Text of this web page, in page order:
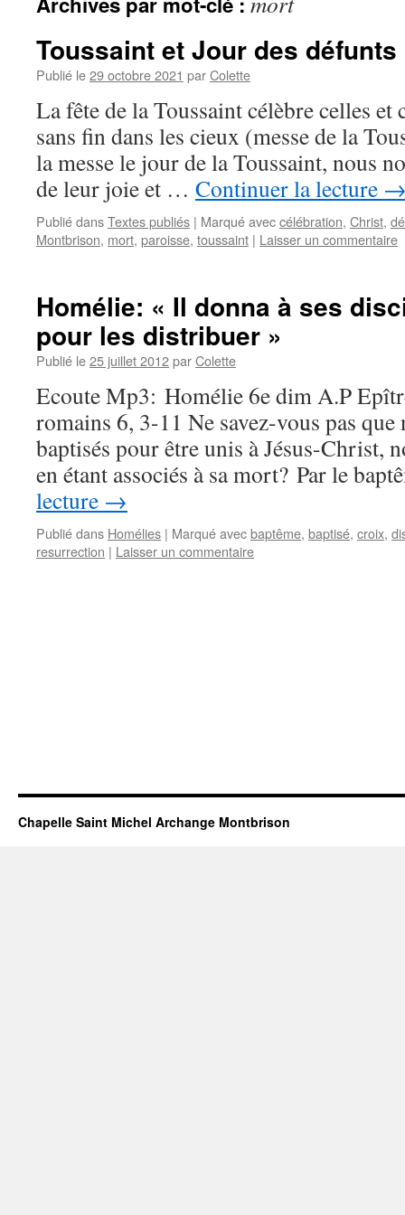
Toussaint et Jour des défunts
Publié le29 octobre 2021 parColette
La fête de la Toussaint célèbre celles
sans fin dans les cieux (messe de la
la messe le jour de la Toussaint, nous
de leur joie et … Continuer la lecture
Publié dansTextes publiés | Marqué aveccélébration, Christ,
Montbrison, mort, paroisse, toussaint | Laisser un commentaire
Homélie: « Il donna à ses
pour les distribuer »
Publié le25 juillet 2012parColette
Ecoute Mp3: Homélie 6e dim A.P
romains 6, 3-11 Ne savez-vous pas que
baptisés pour être unis à Jésus-Christ,
en étant associés à sa mort? Par le
lecture →
Publié dans Homélies | Marqué avecbaptême, baptisé, croix,
resurrection | Laisser un commentaire
Chapelle Saint Michel Archange Montbrison